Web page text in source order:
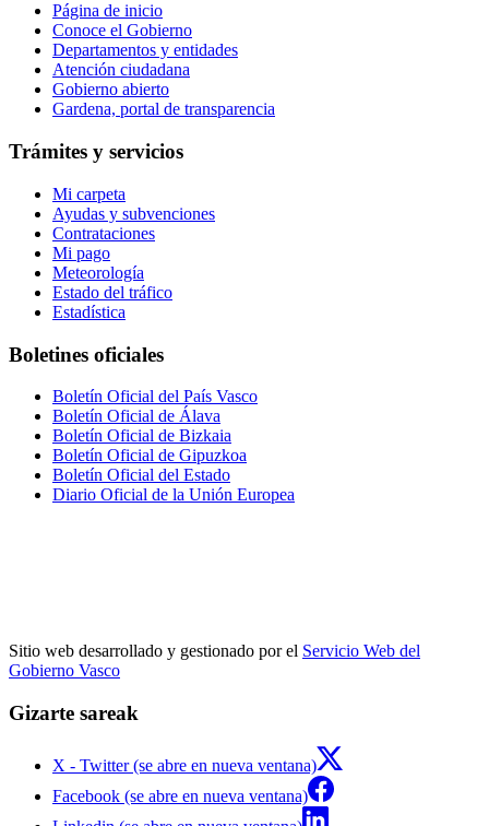
Página de inicio
Conoce el Gobierno
Departamentos y entidades
Atención ciudadana
Gobierno abierto
Gardena, portal de transparencia
Trámites y servicios
Mi carpeta
Ayudas y subvenciones
Contrataciones
Mi pago
Meteorología
Estado del tráfico
Estadística
Boletines oficiales
Boletín Oficial del País Vasco
Boletín Oficial de Álava
Boletín Oficial de Bizkaia
Boletín Oficial de Gipuzkoa
Boletín Oficial del Estado
Diario Oficial de la Unión Europea
Sitio web desarrollado y gestionado por el Servicio Web del
Gobierno Vasco
Gizarte sareak
X - Twitter (se abre en nueva ventana)
Facebook (se abre en nueva ventana)